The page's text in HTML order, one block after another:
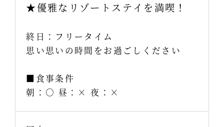
★優雅なリゾートステイを満喫！
終日：フリータイム
思い思いの時間をお過ごしください
■食事条件
朝：○ 昼：× 夜：×